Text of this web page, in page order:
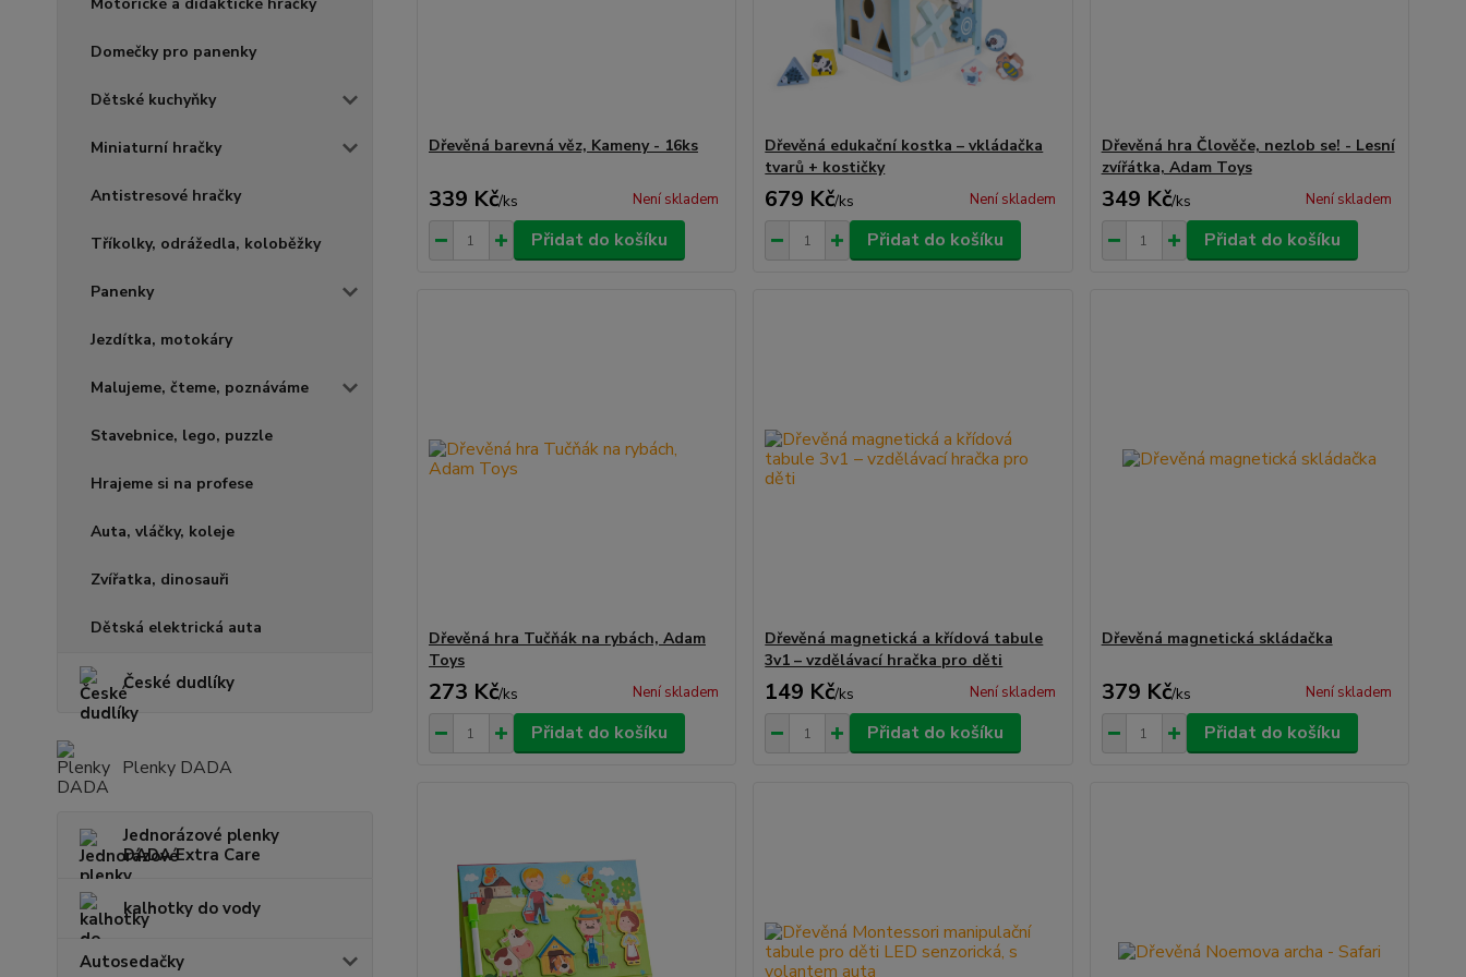
Domečky pro panenky
Dětské kuchyňky
Miniaturní hračky
Antistresové hračky
Tříkolky, odrážedla, koloběžky
Panenky
Jezdítka, motokáry
Malujeme, čteme, poznáváme
Stavebnice, lego, puzzle
Hrajeme si na profese
Auta, vláčky, koleje
Zvířatka, dinosauři
Dětská elektrická auta
České dudlíky
Plenky DADA
Jednorázové plenky
DADA Extra Care
kalhotky do vody
Autosedačky
Dřevěná barevná věz, Kameny - 16ks
339 Kč/ks Není skladem
Přidat do košíku
Dřevěná edukační kostka – vkládačka
tvarů + kostičky
679 Kč/ks Není skladem
Přidat do košíku
Dřevěná hra Člověče, nezlob se! - Lesní
zvířátka, Adam Toys
349 Kč/ks Není skladem
Přidat do košíku
Dřevěná hra Tučňák na rybách, Adam
Toys
273 Kč/ks Není skladem
Přidat do košíku
Dřevěná magnetická a křídová tabule
3v1 – vzdělávací hračka pro děti
149 Kč/ks Není skladem
Přidat do košíku
Dřevěná magnetická skládačka
379 Kč/ks Není skladem
Přidat do košíku